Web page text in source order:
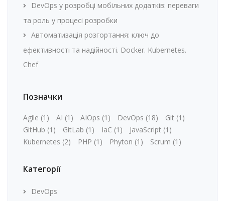
DevOps у розробці мобільних додатків: переваги
та роль у процесі розробки
Автоматизація розгортання: ключ до
ефективності та надійності. Docker. Kubernetes.
Chef
Позначки
Agile (1) AI (1) AIOps (1) DevOps (18) Git (1)
GitHub (1) GitLab (1) IaC (1) JavaScript (1)
Kubernetes (2) PHP (1) Phyton (1) Scrum (1)
Категорії
DevOps